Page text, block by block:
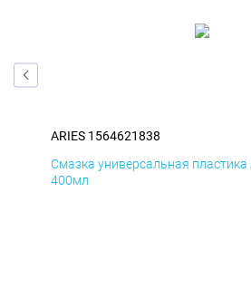
ARIES 1564621838
Смазка универсальная пластика
400мл